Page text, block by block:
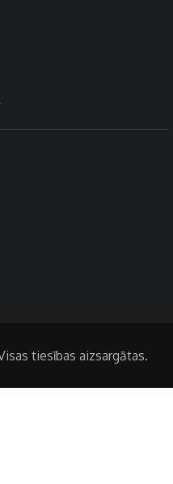
tiesības aizsargātas.